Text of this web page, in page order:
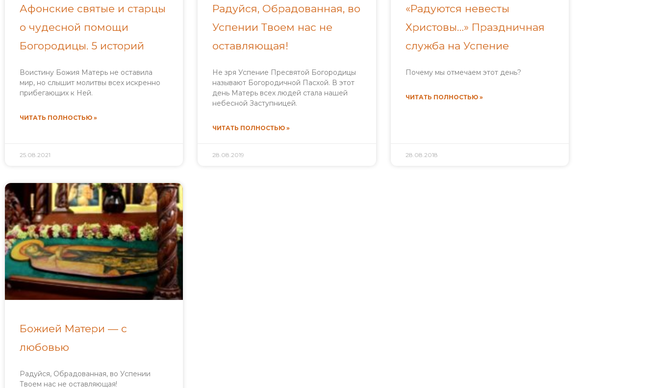
Афонские святые и старцы
о чудесной помощи
Богородицы. 5 историй
Воистину Божия Матерь не оставила
мир, но слышит молитвы всех искренно
прибегающих к Ней.
ЧИТАТЬ ПОЛНОСТЬЮ »
25.08.2021
Радуйся, Обрадованная, во
Успении Твоем нас не
оставляющая!
Не зря Успение Пресвятой Богородицы
называют Богородичной Пасхой. В этот
день Матерь всех людей стала нашей
небесной Заступницей.
ЧИТАТЬ ПОЛНОСТЬЮ »
28.08.2019
«Радуются невесты
Христовы…» Праздничная
служба на Успение
Почему мы отмечаем этот день?
ЧИТАТЬ ПОЛНОСТЬЮ »
28.08.2018
Божией Матери — с
любовью
Радуйся, Обрадованная, во Успении
Твоем нас не оставляющая!